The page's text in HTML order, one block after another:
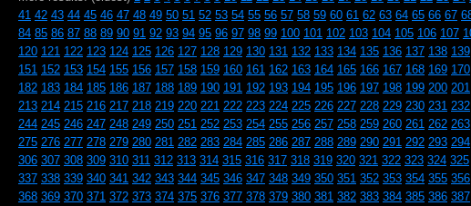
41 42 43 44 45 46 47 48 49 50 51 52 53 54 55 56 57 58 59 60 61 62 63 64 65 66 67
84 85 86 87 88 89 90 91 92 93 94 95 96 97 98 99 100 101 102 103 104 105 106 107
120 121 122 123 124 125 126 127 128 129 130 131 132 133 134 135 136 137 138 139
151 152 153 154 155 156 157 158 159 160 161 162 163 164 165 166 167 168 169 170
182 183 184 185 186 187 188 189 190 191 192 193 194 195 196 197 198 199 200 201
213 214 215 216 217 218 219 220 221 222 223 224 225 226 227 228 229 230 231 232
244 245 246 247 248 249 250 251 252 253 254 255 256 257 258 259 260 261 262 263
275 276 277 278 279 280 281 282 283 284 285 286 287 288 289 290 291 292 293 294
306 307 308 309 310 311 312 313 314 315 316 317 318 319 320 321 322 323 324 325
337 338 339 340 341 342 343 344 345 346 347 348 349 350 351 352 353 354 355 356
368 369 370 371 372 373 374 375 376 377 378 379 380 381 382 383 384 385 386 387